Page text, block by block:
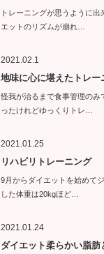
トレーニングが思うように
エットのリズムが崩れ…
2021.02.1
地味に心に堪えたトレー
怪我が治るまで食事管理のみ
ったけれどゆっくりトレ…
2021.01.25
リハビリトレーニング
9月からダイエットを始めて
した体重は20kgほど…
2021.01.24
ダイエット柔らかい脂肪